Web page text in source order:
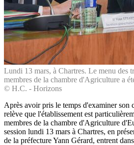
Lundi 13 mars, à Chartres. Le menu des
membres de la chambre d'Agriculture a
© H.C. - Horizons
Après avoir pris le temps d'examiner son
relève que l'établissement est
membres de la chambre d'Agriculture
session lundi 13 mars à Chartres, en
de la préfecture Yann Gérard, entrent